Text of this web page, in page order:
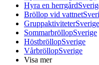
Hyra en herrgård
Bröllop vid vattnet
GruppaktiviteterSverige
SommarbröllopSverige
HöstbröllopSverige
VårbröllopSverige
Visa mer